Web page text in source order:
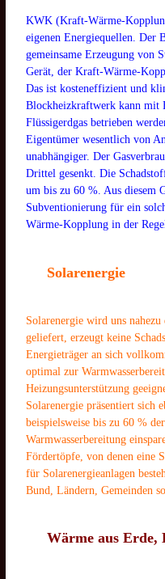
KWK (Kraft-Wärme-
eigenen Energiequellen. Der
gemeinsame Erzeugung von
Gerät, der Kraft-Wärme-
Das ist kosteneffizient und
Blockheizkraftwerk kann mit
Flüssigerdgas betrieben
Eigentümer wesentlich von
unabhängiger. Der
Drittel gesenkt. Die
um bis zu 60 %. Aus diesem
Subventionierung für ein
Wärme-Kopplung in der
Solarenergie
Solarenergie wird uns nahezu
geliefert, erzeugt keine
Energieträger an sich
optimal zur
Heizungsunterstützung
Solarenergie präsentiert sich
beispielsweise bis zu 60 %
Warmwasserbereitung
Fördertöpfe, von denen eine
für Solarenergieanlagen
Bund, Ländern, Gemeinden
Wärme aus Erde,